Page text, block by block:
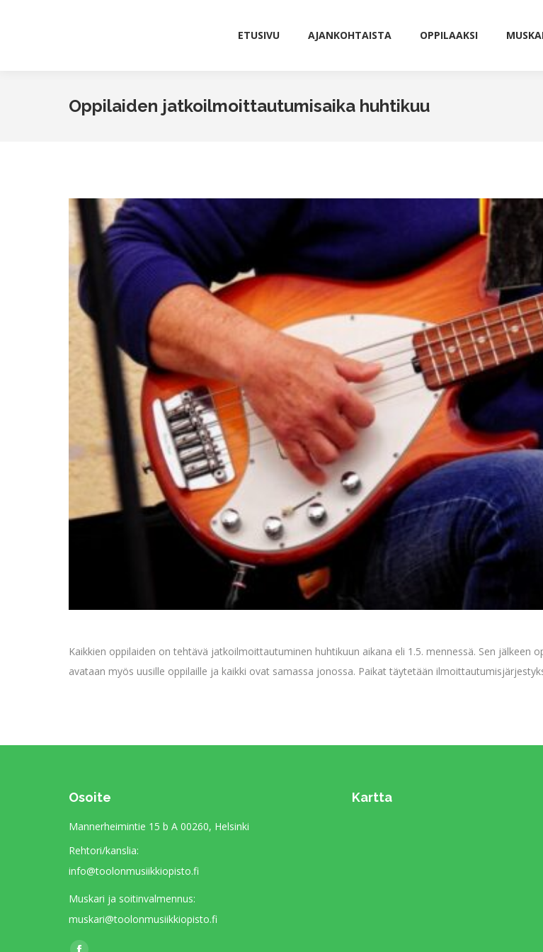
ETUSIVU AJANKOHTAISTA OPPILAAKSI
Oppilaiden jatkoilmoittautumisaika huhtikuu
Kaikkien oppilaiden on tehtävä jatkoilmoittautuminen huhtikuun aikana eli 1.5. mennessä. Sen jälkeen
avataan myös uusille oppilaille ja kaikki ovat samassa jonossa. Paikat täytetään
Osoite
Mannerheimintie 15 b A 00260, Helsinki
Rehtori/kanslia:
info@toolonmusiikkiopisto.fi
Muskari ja soitinvalmennus:
muskari@toolonmusiikkiopisto.fi
Find us on:
Kartta